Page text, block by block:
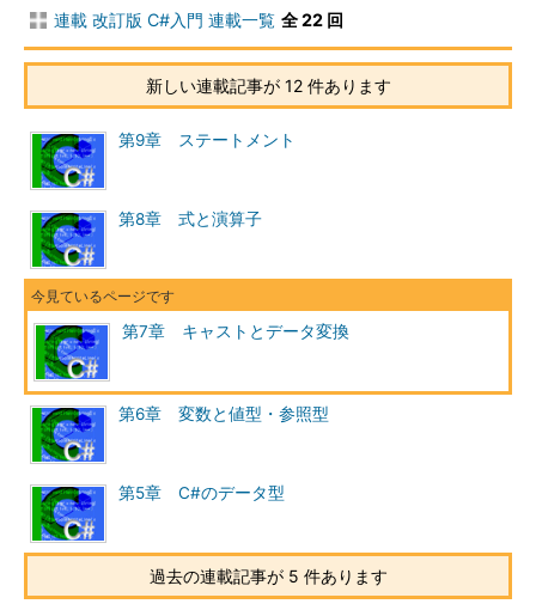
連載 改訂版 C#入門 連載一覧 全 22 回
新しい連載記事が 12 件あります
第9章 ステートメント
第8章 式と演算子
第7章 キャストとデータ変換
第6章 変数と値型・参照型
第5章 C#のデータ型
過去の連載記事が 5 件あります